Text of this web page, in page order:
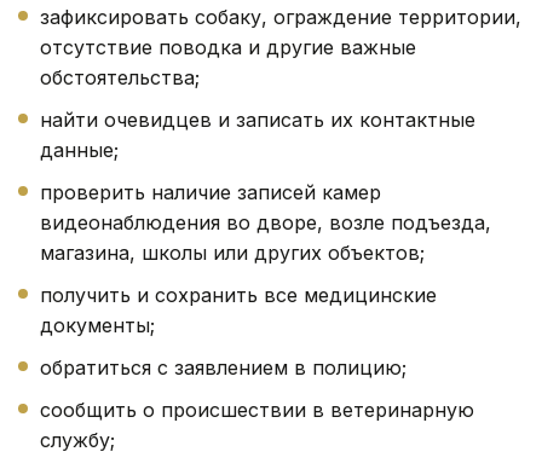
зафиксировать собаку, ограждение территории,
отсутствие поводка и другие важные
обстоятельства;
найти очевидцев и записать их контактные
данные;
проверить наличие записей камер
видеонаблюдения во дворе, возле подъезда,
магазина, школы или других объектов;
получить и сохранить все медицинские
документы;
обратиться с заявлением в полицию;
сообщить о происшествии в ветеринарную
службу;